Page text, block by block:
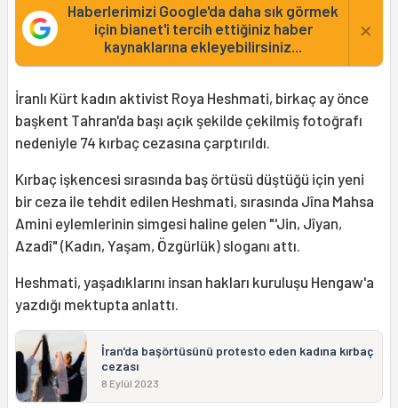
Haberlerimizi Google'da daha sık görmek
için bianet'i tercih ettiğiniz haber
kaynaklarına ekleyebilirsiniz...
×
İranlı Kürt kadın aktivist Roya Heshmati, birkaç ay önce
başkent Tahran'da başı açık şekilde çekilmiş fotoğrafı
nedeniyle 74 kırbaç cezasına çarptırıldı.
Kırbaç işkencesi sırasında baş örtüsü düştüğü için yeni
bir ceza ile tehdit edilen Heshmati, sırasında Jîna Mahsa
Amini eylemlerinin simgesi haline gelen "'Jin, Jîyan,
Azadî" (Kadın, Yaşam, Özgürlük) sloganı attı.
Heshmati, yaşadıklarını insan hakları kuruluşu Hengaw'a
yazdığı mektupta anlattı.
İran'da başörtüsünü protesto eden kadına kırbaç
cezası
8 Eylül 2023